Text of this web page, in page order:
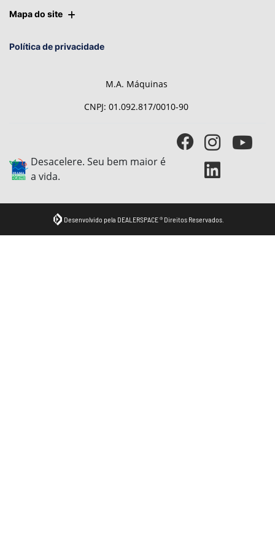
Mapa do site
Política de privacidade
M.A. Máquinas
CNPJ: 01.092.817/0010-90
Desacelere. Seu bem maior é
a vida.
Desenvolvido pela DEALERSPACE ® Direitos Reservados.